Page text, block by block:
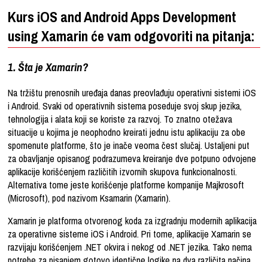
Kurs iOS and Android Apps Development
using Xamarin će vam odgovoriti na pitanja:
1. Šta je Xamarin?
Na tržištu prenosnih uređaja danas preovlađuju operativni sistemi iOS
i Android. Svaki od operativnih sistema poseduje svoj skup jezika,
tehnologija i alata koji se koriste za razvoj. To znatno otežava
situacije u kojima je neophodno kreirati jednu istu aplikaciju za obe
spomenute platforme, što je inače veoma čest slučaj. Ustaljeni put
za obavljanje opisanog podrazumeva kreiranje dve potpuno odvojene
aplikacije korišćenjem različitih izvornih skupova funkcionalnosti.
Alternativa tome jeste korišćenje platforme kompanije Majkrosoft
(Microsoft), pod nazivom Ksamarin (Xamarin).
Xamarin je platforma otvorenog koda za izgradnju modernih aplikacija
za operativne sisteme iOS i Android. Pri tome, aplikacije Xamarin se
razvijaju korišćenjem .NET okvira i nekog od .NET jezika. Tako nema